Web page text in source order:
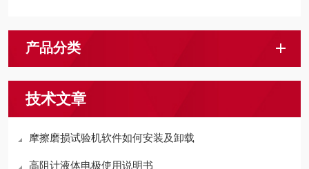
产品分类
技术文章
摩擦磨损试验机软件如何安装及卸载
高阻计液体电极使用说明书